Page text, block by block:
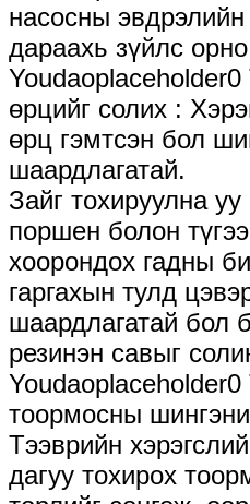
насосны
дараахь зүйлс
өрцийг солих ‌:
өрц гэмтсэн бол
шаардлагатай.
Зайг тохируулна уу
поршен болон
хоорондох гадны
гаргахын тулд
шаардлагатай бол
резинэн савыг
Youdaoplaceholder0
тоормосны
Тээврийн
дагуу тохирох